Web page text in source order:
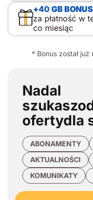
+40 GB BONUS
za płatność w
co miesiąc
* Bonus został
Nadal
szukasz
ofertydla
ABONAMENTY
AKTUALNOŚCI
KOMUNIKATY